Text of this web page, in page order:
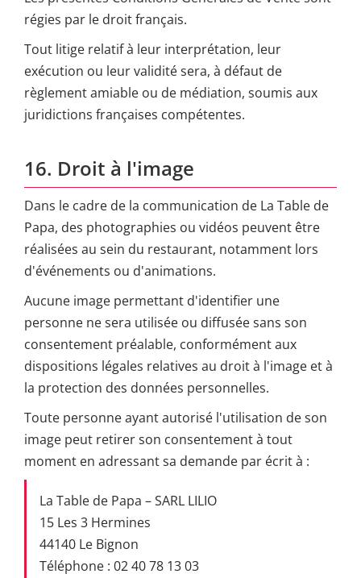
régies par le droit français.
Tout litige relatif à leur interprétation, leur
exécution ou leur validité sera, à défaut de
règlement amiable ou de médiation, soumis aux
juridictions françaises compétentes.
16. Droit à l'image
Dans le cadre de la communication de La Table de
Papa, des photographies ou vidéos peuvent être
réalisées au sein du restaurant, notamment lors
d'événements ou d'animations.
Aucune image permettant d'identifier une
personne ne sera utilisée ou diffusée sans son
consentement préalable, conformément aux
dispositions légales relatives au droit à l'image et à
la protection des données personnelles.
Toute personne ayant autorisé l'utilisation de son
image peut retirer son consentement à tout
moment en adressant sa demande par écrit à :
La Table de Papa – SARL LILIO
15 Les 3 Hermines
44140 Le Bignon
Téléphone : 02 40 78 13 03